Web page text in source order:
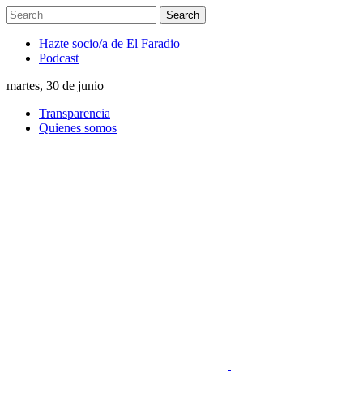
Hazte socio/a de El Faradio
Podcast
martes, 30 de junio
Transparencia
Quienes somos